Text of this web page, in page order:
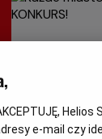
Helios
e-mail czy